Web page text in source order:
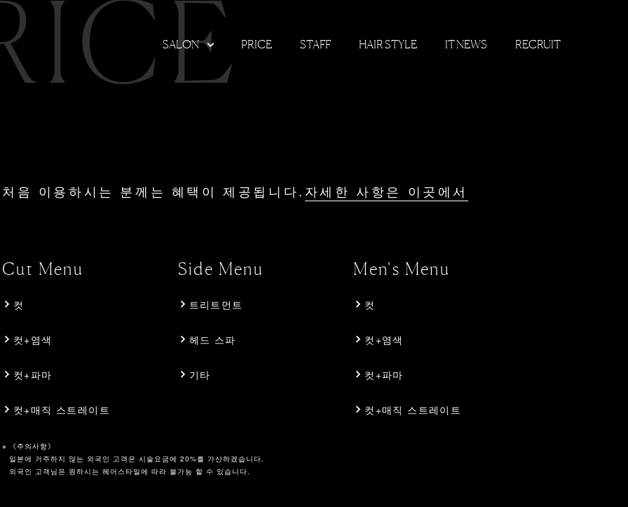
SALON PRICE STAFF HAIR STYLE IT NEWS RECRUIT
처음 이용하시는 분께는 혜택이 제공됩니다. 자세한 사항은 이곳에서
Cut Menu
컷
컷+염색
컷+파마
컷+매직 스트레이트
Side Menu
트리트먼트
헤드 스파
기타
Men's Menu
컷
컷+염색
컷+파마
컷+매직 스트레이트
《주의사항》
일본에 거주하지 않는 외국인 고객은 시술요금에 20%를 가산하겠습니다.
외국인 고객님은 원하시는 헤어스타일에 따라 불가능 할 수 있습니다.